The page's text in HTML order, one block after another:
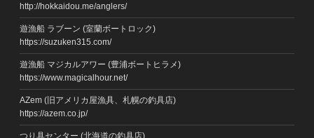
http://hokkaidou.me/anglers/
遊漁船 ラブーン (室蘭ボートロック)
https://suzuken315.com/
遊漁船 マジカルアワー (豊浦ボートヒラメ)
https://www.magicalhour.net/
AZem (旧アメリカ屋漁具、札幌の釣具店)
https://azem.co.jp/